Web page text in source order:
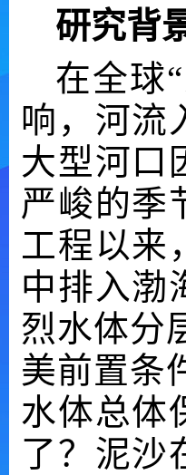
研究背
在全球
响，河流
大型河口
严峻的季
工程以来
中排入渤
烈水体分
美前置条
水体总体
了？泥沙